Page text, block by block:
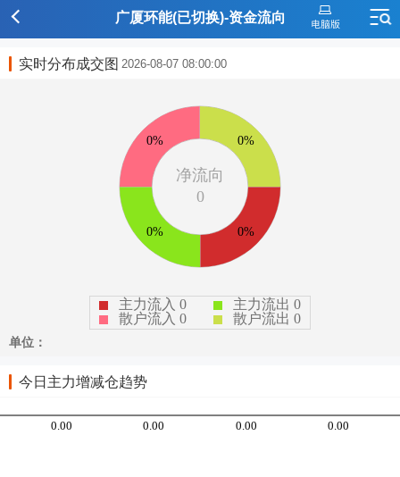
广厦环能(已切换)-资金流向
实时分布成交图 2026-08-07 08:00:00
今日主力增减仓趋势